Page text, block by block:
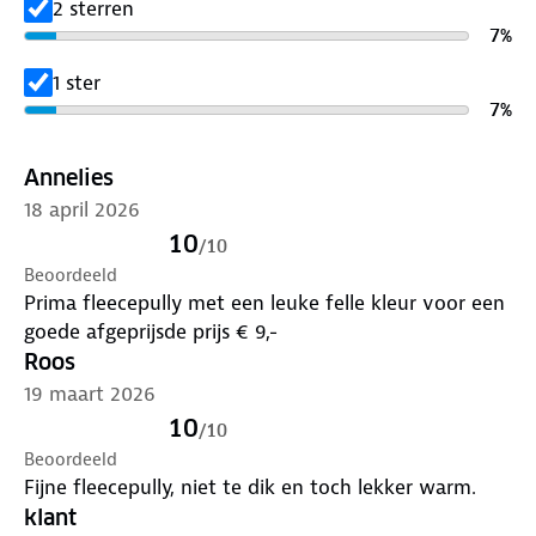
2 sterren
7%
1 ster
7%
Annelies
18 april 2026
10/10
Beoordeeld
Prima fleecepully met een leuke felle kleur voor een
goede afgeprijsde prijs € 9,-
Roos
19 maart 2026
10/10
Beoordeeld
Fijne fleecepully, niet te dik en toch lekker warm.
klant